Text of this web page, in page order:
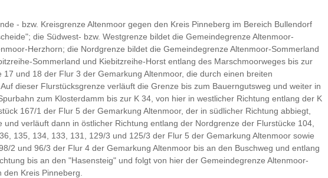
- bzw. Kreisgrenze Altenmoor gegen den Kreis Pinneberg im Bereich Bullendorf
die Südwest- bzw. Westgrenze bildet die Gemeindegrenze Altenmoor-
Herzhorn; die Nordgrenze bildet die Gemeindegrenze Altenmoor-Sommerland
Sommerland und Kiebitzreihe-Horst entlang des Marschmoorweges bis zur
und 18 der Flur 3 der Gemarkung Altenmoor, die durch einen breiten
dieser Flurstücksgrenze verläuft die Grenze bis zum Bauerngutsweg und weiter in
zum Klosterdamm bis zur K 34, von hier in westlicher Richtung entlang der K
167/1 der Flur 5 der Gemarkung Altenmoor, der in südlicher Richtung abbiegt,
und verläuft dann in östlicher Richtung entlang der Nordgrenze der Flurstücke 104,
135, 134, 133, 131, 129/3 und 125/3 der Flur 5 der Gemarkung Altenmoor sowie
2 und 96/3 der Flur 4 der Gemarkung Altenmoor bis an den Buschweg und entlang
bis an den "Hasensteig" und folgt von hier der Gemeindegrenze Altenmoor-
Kreis Pinneberg.